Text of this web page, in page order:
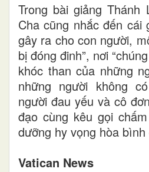
Trong bài giảng
Cha cũng nhắc đến cái
gây ra cho con người,
bị đóng đinh”, nơi
khóc than của những
những người không
người đau yếu và cô
đạo cùng kêu gọi
dưỡng hy vọng hòa bình
Vatican News